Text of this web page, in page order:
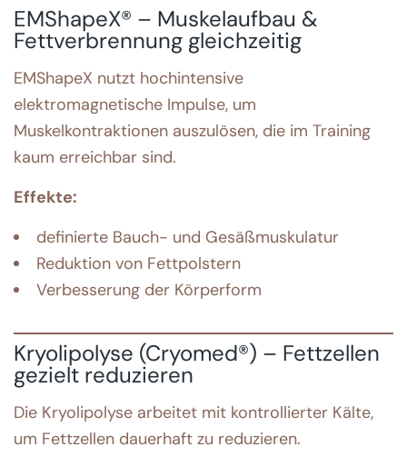
EMShapeX® – Muskelaufbau &
Fettverbrennung gleichzeitig
EMShapeX nutzt hochintensive
elektromagnetische Impulse, um
Muskelkontraktionen auszulösen, die im Training
kaum erreichbar sind.
Effekte:
definierte Bauch- und Gesäßmuskulatur
Reduktion von Fettpolstern
Verbesserung der Körperform
Kryolipolyse (Cryomed®) – Fettzellen
gezielt reduzieren
Die Kryolipolyse arbeitet mit kontrollierter Kälte,
um Fettzellen dauerhaft zu reduzieren.